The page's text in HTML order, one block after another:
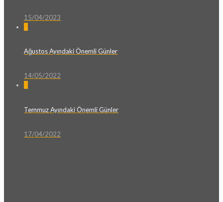
15/04/2023
Ağustos Ayındaki Önemli Günler
14/05/2022
Temmuz Ayındaki Önemli Günler
17/04/2022